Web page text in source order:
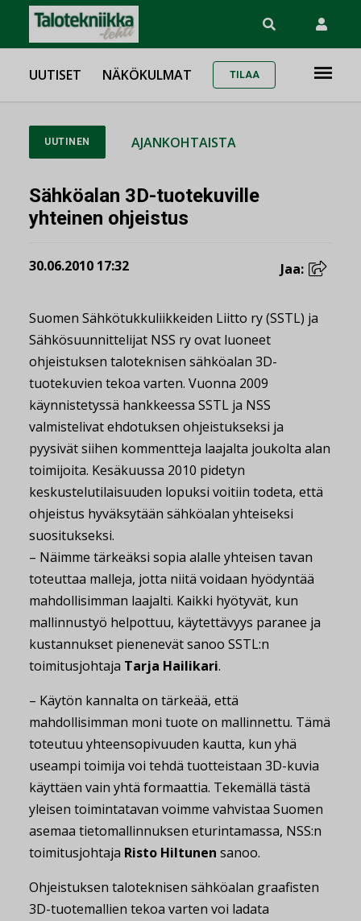
UUTISET NÄKÖKULMAT TILAA
UUTINEN AJANKOHTAISTA
Sähköalan 3D-tuotekuville
yhteinen ohjeistus
30.06.2010 17:32 Jaa:
Suomen Sähkötukkuliikkeiden Liitto ry (SSTL) ja
Sähkösuunnittelijat NSS ry ovat luoneet
ohjeistuksen taloteknisen sähköalan 3D-
tuotekuvien tekoa varten. Vuonna 2009
käynnistetyssä hankkeessa SSTL ja NSS
valmistelivat ehdotuksen ohjeistukseksi ja
pyysivät siihen kommentteja laajalta joukolta alan
toimijoita. Kesäkuussa 2010 pidetyn
keskustelutilaisuuden lopuksi voitiin todeta, että
ohjeistus hyväksytään sähköalan yhteiseksi
suositukseksi.
– Näimme tärkeäksi sopia alalle yhteisen tavan
toteuttaa malleja, jotta niitä voidaan hyödyntää
mahdollisimman laajalti. Kaikki hyötyvät, kun
mallinnustyö helpottuu, käytettävyys paranee ja
kustannukset pienenevät sanoo SSTL:n
toimitusjohtaja Tarja Hailikari.
– Käytön kannalta on tärkeää, että
mahdollisimman moni tuote on mallinnettu. Tämä
toteutuu yhteensopivuuden kautta, kun yhä
useampi toimija voi tehdä tuotteistaan 3D-kuvia
käyttäen vain yhtä formaattia. Tekemällä tästä
yleisen toimintatavan voimme vahvistaa Suomen
asemaa tietomallinnuksen eturintamassa, NSS:n
toimitusjohtaja Risto Hiltunen sanoo.
Ohjeistuksen taloteknisen sähköalan graafisten
3D-tuotemallien tekoa varten voi ladata